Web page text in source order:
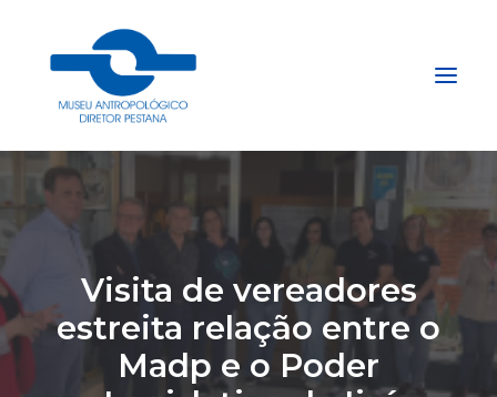
Início
Explore
Acervo
Projetos
Visita de vereadores
estreita relação entre o
Madp e o Poder